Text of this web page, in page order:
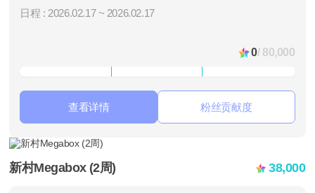
日程 : 2026.02.17 ~ 2026.02.17
0/ 80,000
查看详情 粉丝贡献度
新村Megabox (2周) 38,000